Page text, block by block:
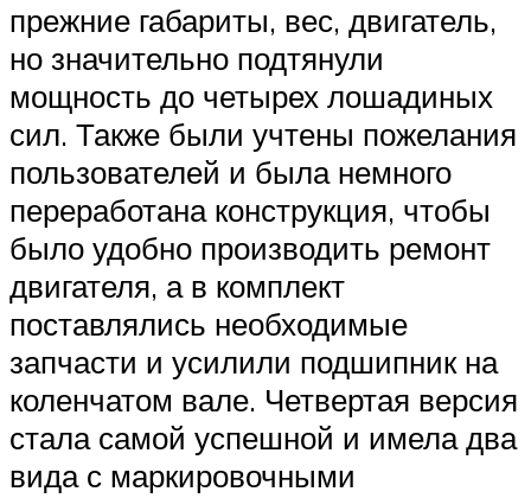
прежние габариты, вес, двигатель,
но значительно подтянули
мощность до четырех лошадиных
сил. Также были учтены пожелания
пользователей и была немного
переработана конструкция, чтобы
было удобно производить ремонт
двигателя, а в комплект
поставлялись необходимые
запчасти и усилили подшипник на
коленчатом вале. Четвертая версия
стала самой успешной и имела два
вида с маркировочными